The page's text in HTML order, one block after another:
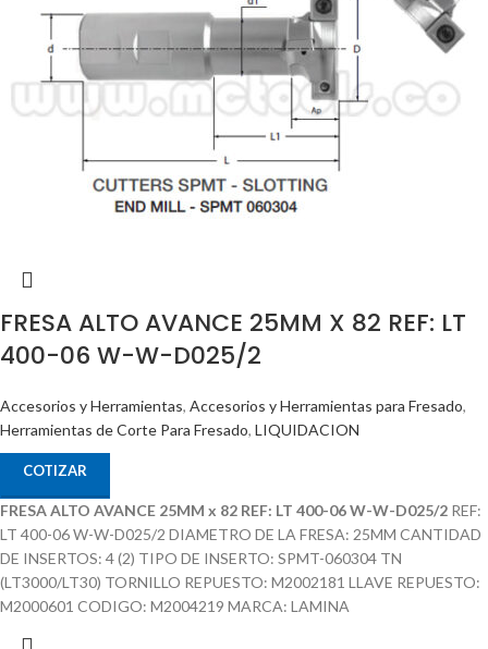
FRESA ALTO AVANCE 25MM X 82 REF: LT
400-06 W-W-D025/2
Accesorios y Herramientas, Accesorios y Herramientas para Fresado,
Herramientas de Corte Para Fresado, LIQUIDACION
COTIZAR
FRESA ALTO AVANCE 25MM x 82 REF: LT 400-06 W-W-D025/2 REF:
LT 400-06 W-W-D025/2 DIAMETRO DE LA FRESA: 25MM CANTIDAD
DE INSERTOS: 4 (2) TIPO DE INSERTO: SPMT-060304 TN
(LT3000/LT30) TORNILLO REPUESTO: M2002181 LLAVE REPUESTO:
M2000601 CODIGO: M2004219 MARCA: LAMINA